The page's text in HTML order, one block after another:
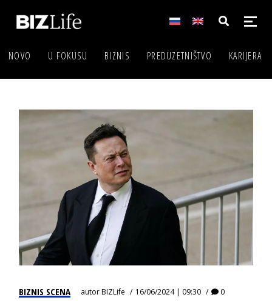
NOVO U FOKUSU BIZNIS PREDUZETNIŠTVO KARIJERA
BIZNIS SCENA autorBIZLife 16/06/2024 | 09:30 0